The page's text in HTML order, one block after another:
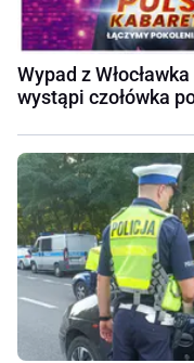
Wypad z
wystąpi czołówka